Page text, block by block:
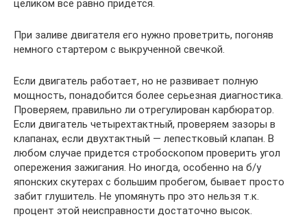
целиком все равно придется.
При заливе двигателя его нужно проветрить, погоняв
немного стартером с выкрученной свечкой.
Если двигатель работает, но не развивает полную
мощность, понадобится более серьезная диагностика.
Проверяем, правильно ли отрегулирован карбюратор.
Если двигатель четырехтактный, проверяем зазоры в
клапанах, если двухтактный — лепестковый клапан. В
любом случае придется стробоскопом проверить угол
опережения зажигания. Но иногда, особенно на б/у
японских скутерах с большим пробегом, бывает просто
забит глушитель. Не упомянуть про это нельзя т.к.
процент этой неисправности достаточно высок.